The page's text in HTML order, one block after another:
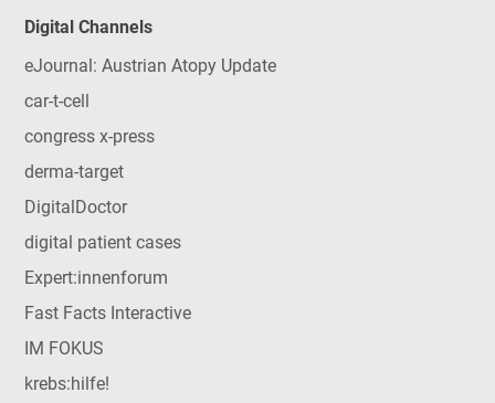
Digital Channels
eJournal: Austrian Atopy Update
car-t-cell
congress x-press
derma-target
DigitalDoctor
digital patient cases
Expert:innenforum
Fast Facts Interactive
IM FOKUS
krebs:hilfe!